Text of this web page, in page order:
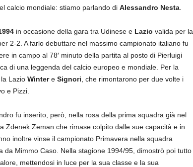
calcio mondiale: stiamo parlando di Alessandro Nesta.
in occasione della gara tra Udinese e Lazio valida per la
2-2. A farlo debuttare nel massimo campionato italiano fu
in campo al 78′ minuto della partita al posto di Pierluigi
di una leggenda del calcio europeo e mondiale. Per la
Lazio Wintere Signori , che rimontarono per due volte i
e Pizzi.
fu inserito, però, nella rosa della prima squadra già nel
Zdenek Zeman che rimase colpito dalle sue capacità e in
inoltre vinse il campionato Primavera nella squadra
da Mimmo Caso. Nella stagione 1994/95, dimostrò poi tutto
mettendosi in luce per la sua classe e la sua